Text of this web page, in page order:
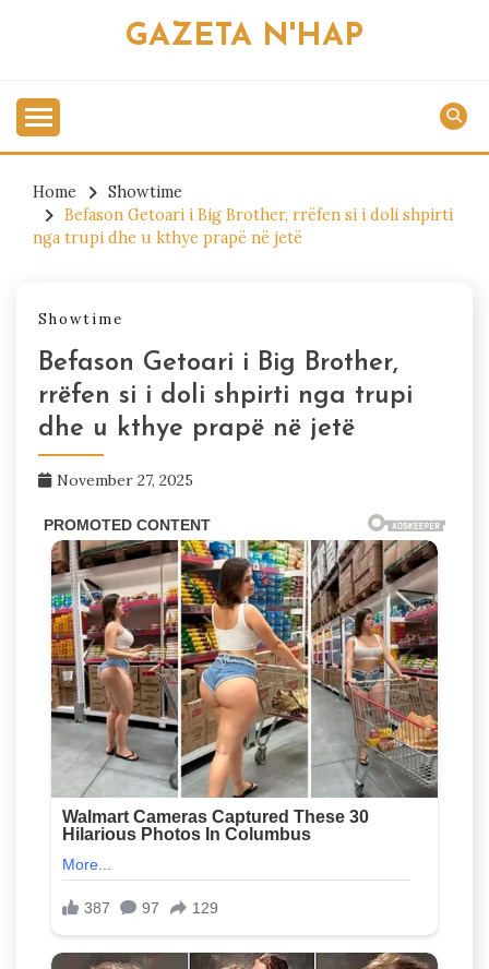
GAZETA N'HAP
Home
Showtime
Befason Getoari i Big Brother, rrëfen si i doli shpirti
nga trupi dhe u kthye prapë në jetë
Showtime
Befason Getoari i Big Brother,
rrëfen si i doli shpirti nga trupi
dhe u kthye prapë në jetë
November 27, 2025